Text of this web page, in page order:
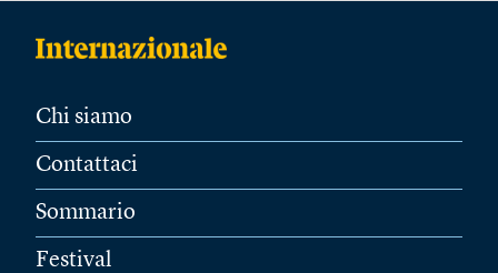
Chi siamo
Contattaci
Sommario
Festival